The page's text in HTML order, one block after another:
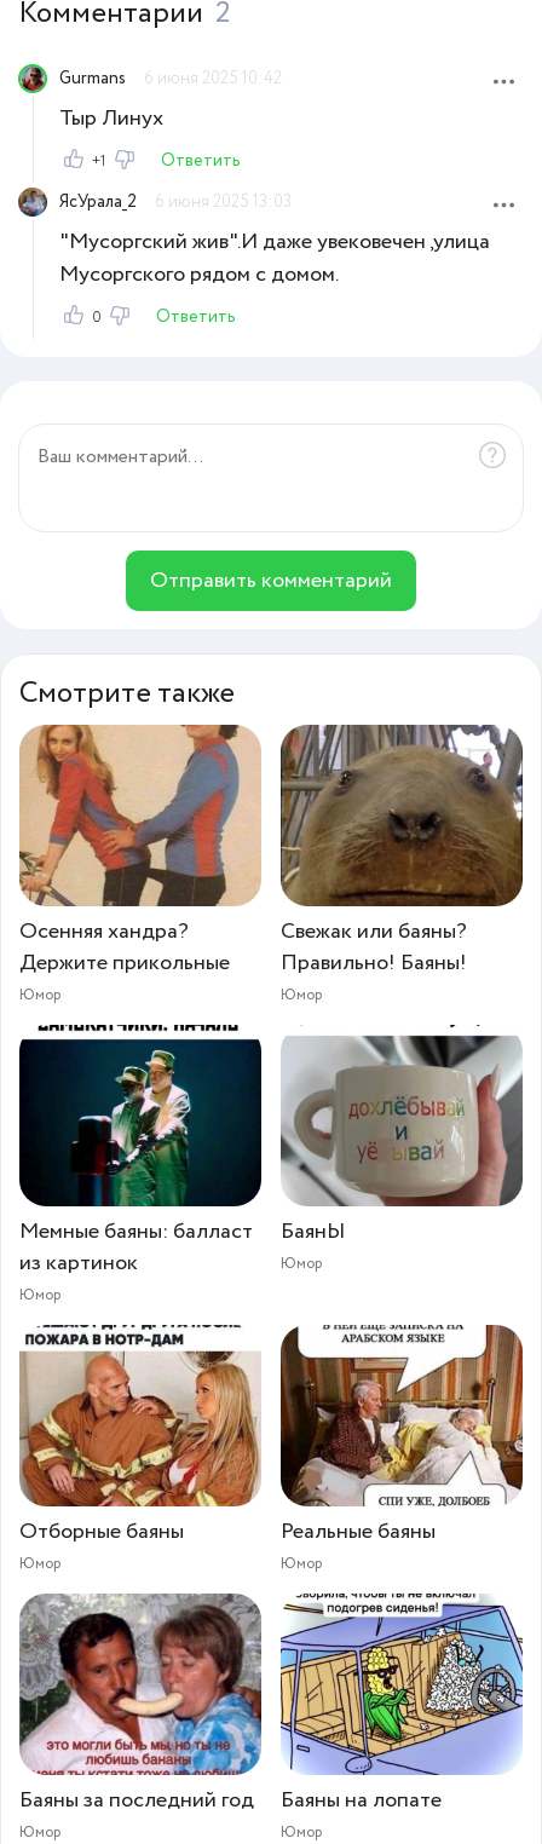
Комментарии 2
Gurmans 6 июня 2025 10:42
Тыр Линух
+1
Ответить
ЯсУрала_2
6 июня 2025 13:03
"Мусоргский жив".И даже увековечен ,улица
Мусоргского рядом с домом.
0 Ответить
Отправить комментарий
Смотрите также
Осенняя хандра?
Держите прикольные
Юмор
Свежак или баяны?
Правильно! Баяны!
Юмор
Мемные баяны: балласт
из картинок
Юмор
БаянЫ
Юмор
Отборные баяны
Юмор
Реальные баяны
Юмор
Баяны за последний год
Юмор
Баяны на лопате
Юмор